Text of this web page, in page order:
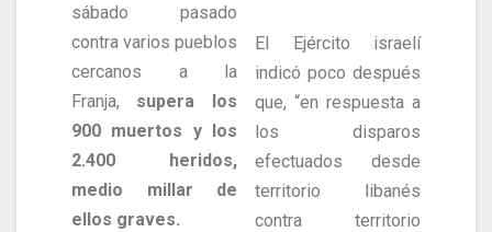
sábado pasado
contra varios pueblos
cercanos a la
Franja, supera los
900 muertos y los
2.400 heridos,
medio millar de
ellos graves.
El Ejército israelí
indicó poco después
que, “en respuesta a
los disparos
efectuados desde
territorio libanés
contra territorio